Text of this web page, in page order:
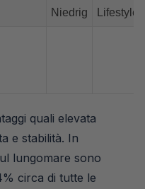
Niedrig Lifestyle
quali elevata
e stabilità. In
lungomare sono
circa di tutte le